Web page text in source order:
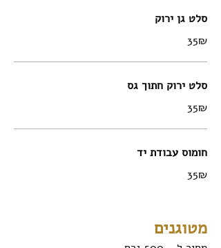
סלט גן ירוק
‏35 ‏₪
סלט ירוק חתוך גס
‏35 ‏₪
חומוס עבודת יד
‏35 ‏₪
מטוגנים